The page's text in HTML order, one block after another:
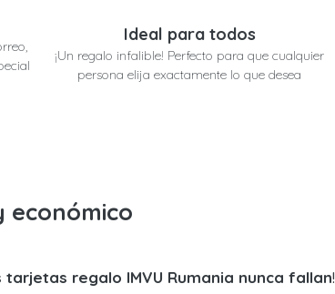
Ideal para todos
¡Un regalo infalible! Perfecto para que cualquier
persona elija exactamente lo que desea
económico
tarjetas regalo IMVU Rumania nunca fallan!